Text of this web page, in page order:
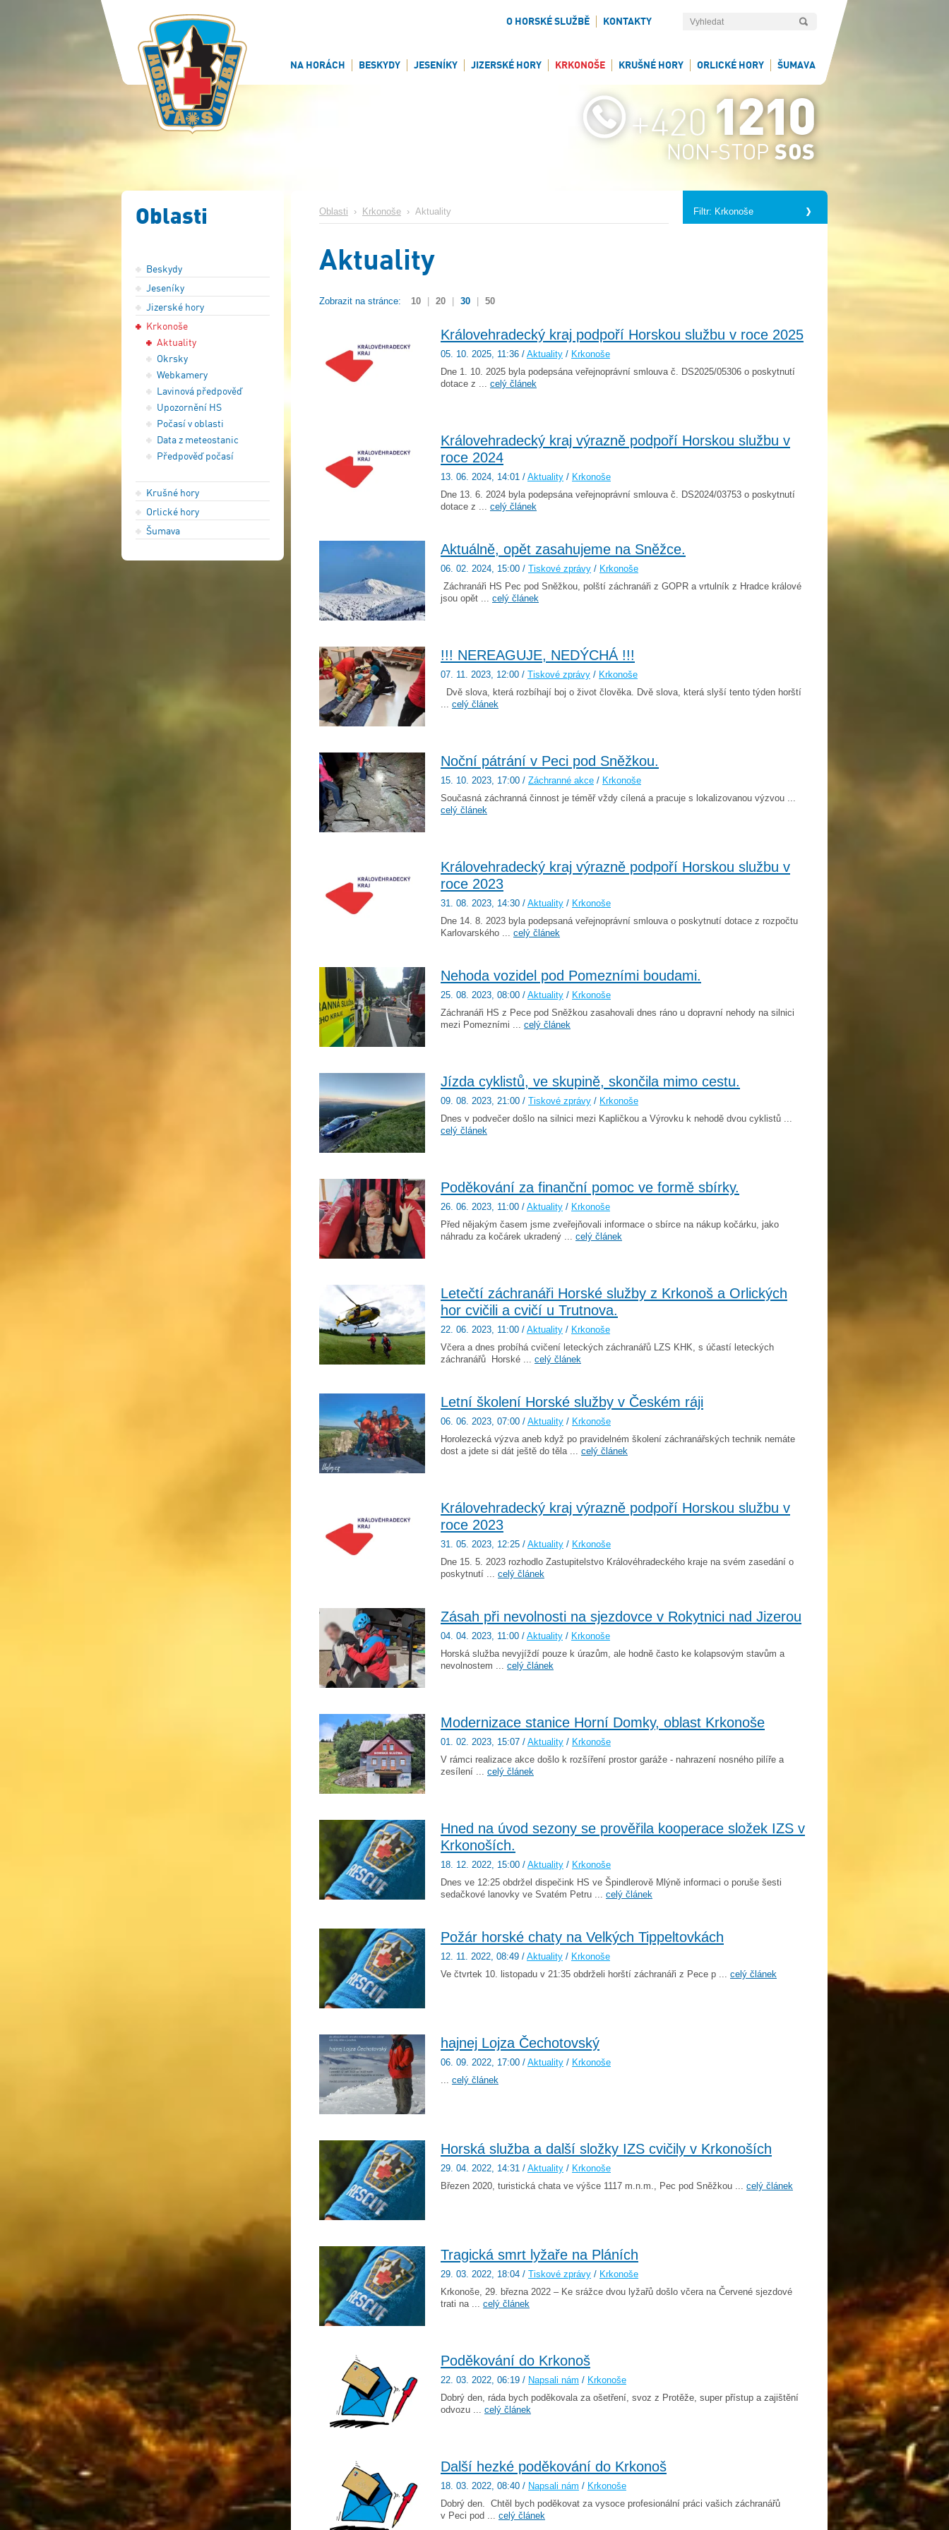
O HORSKÉ SLUŽBĚ KONTAKTY
NA HORÁCH BESKYDY JESENÍKY JIZERSKÉ HORY KRKONOŠE KRUŠNÉ HORY ORLICKÉ HORY ŠUMAVA
Oblasti
Beskydy
Jeseníky
Jizerské hory
Krkonoše
Aktuality
Okrsky
Webkamery
Lavinová předpověď
Upozornění HS
Počasí v oblasti
Data z meteostanic
Předpověď počasí
Krušné hory
Orlické hory
Šumava
Filtr: Krkonoše
Oblasti › Krkonoše › Aktuality
Aktuality
Zobrazit na stránce: 10 20 30 50
Královehradecký kraj podpoří Horskou službu v roce 2025
05. 10. 2025, 11:36 / Aktuality / Krkonoše
Dne 1. 10. 2025 byla podepsána veřejnoprávní smlouva č. DS2025/05306 o poskytnutí
dotace z ... celý článek
Královehradecký kraj výrazně podpoří Horskou službu v
roce 2024
13. 06. 2024, 14:01 / Aktuality / Krkonoše
Dne 13. 6. 2024 byla podepsána veřejnoprávní smlouva č. DS2024/03753 o poskytnutí
dotace z ... celý článek
Aktuálně, opět zasahujeme na Sněžce.
06. 02. 2024, 15:00 / Tiskové zprávy / Krkonoše
Záchranáři HS Pec pod Sněžkou, polští záchranáři z GOPR a vrtulník z Hradce králové
jsou opět ... celý článek
!!! NEREAGUJE, NEDÝCHÁ !!!
07. 11. 2023, 12:00 / Tiskové zprávy / Krkonoše
Dvě slova, která rozbíhají boj o život člověka. Dvě slova, která slyší tento týden horští
... celý článek
Noční pátrání v Peci pod Sněžkou.
15. 10. 2023, 17:00 / Záchranné akce / Krkonoše
Současná záchranná činnost je téměř vždy cílená a pracuje s lokalizovanou výzvou ...
celý článek
Královehradecký kraj výrazně podpoří Horskou službu v
roce 2023
31. 08. 2023, 14:30 / Aktuality / Krkonoše
Dne 14. 8. 2023 byla podepsaná veřejnoprávní smlouva o poskytnutí dotace z rozpočtu
Karlovarského ... celý článek
Nehoda vozidel pod Pomezními boudami.
25. 08. 2023, 08:00 / Aktuality / Krkonoše
Záchranáři HS z Pece pod Sněžkou zasahovali dnes ráno u dopravní nehody na silnici
mezi Pomezními ... celý článek
Jízda cyklistů, ve skupině, skončila mimo cestu.
09. 08. 2023, 21:00 / Tiskové zprávy / Krkonoše
Dnes v podvečer došlo na silnici mezi Kapličkou a Výrovku k nehodě dvou cyklistů ...
celý článek
Poděkování za finanční pomoc ve formě sbírky.
26. 06. 2023, 11:00 / Aktuality / Krkonoše
Před nějakým časem jsme zveřejňovali informace o sbírce na nákup kočárku, jako
náhradu za kočárek ukradený ... celý článek
Letečtí záchranáři Horské služby z Krkonoš a Orlických
hor cvičili a cvičí u Trutnova.
22. 06. 2023, 11:00 / Aktuality / Krkonoše
Včera a dnes probíhá cvičení leteckých záchranářů LZS KHK, s účastí leteckých
záchranářů Horské ... celý článek
Letní školení Horské služby v Českém ráji
06. 06. 2023, 07:00 / Aktuality / Krkonoše
Horolezecká výzva aneb když po pravidelném školení záchranářských technik nemáte
dost a jdete si dát ještě do těla ... celý článek
Královehradecký kraj výrazně podpoří Horskou službu v
roce 2023
31. 05. 2023, 12:25 / Aktuality / Krkonoše
Dne 15. 5. 2023 rozhodlo Zastupitelstvo Královéhradeckého kraje na svém zasedání o
poskytnutí ... celý článek
Zásah při nevolnosti na sjezdovce v Rokytnici nad Jizerou
04. 04. 2023, 11:00 / Aktuality / Krkonoše
Horská služba nevyjíždí pouze k úrazům, ale hodně často ke kolapsovým stavům a
nevolnostem ... celý článek
Modernizace stanice Horní Domky, oblast Krkonoše
01. 02. 2023, 15:07 / Aktuality / Krkonoše
V rámci realizace akce došlo k rozšíření prostor garáže - nahrazení nosného pilíře a
zesílení ... celý článek
Hned na úvod sezony se prověřila kooperace složek IZS v
Krkonoších.
18. 12. 2022, 15:00 / Aktuality / Krkonoše
Dnes ve 12:25 obdržel dispečink HS ve Špindlerově Mlýně informaci o poruše šesti
sedačkové lanovky ve Svatém Petru ... celý článek
Požár horské chaty na Velkých Tippeltovkách
12. 11. 2022, 08:49 / Aktuality / Krkonoše
Ve čtvrtek 10. listopadu v 21:35 obdrželi horští záchranáři z Pece p ... celý článek
hajnej Lojza Čechotovský
06. 09. 2022, 17:00 / Aktuality / Krkonoše
... celý článek
Horská služba a další složky IZS cvičily v Krkonoších
29. 04. 2022, 14:31 / Aktuality / Krkonoše
Březen 2020, turistická chata ve výšce 1117 m.n.m., Pec pod Sněžkou ... celý článek
Tragická smrt lyžaře na Pláních
29. 03. 2022, 18:04 / Tiskové zprávy / Krkonoše
Krkonoše, 29. března 2022 – Ke srážce dvou lyžařů došlo včera na Červené sjezdové
trati na ... celý článek
Poděkování do Krkonoš
22. 03. 2022, 06:19 / Napsali nám / Krkonoše
Dobrý den, ráda bych poděkovala za ošetření, svoz z Protěže, super přístup a zajištění
odvozu ... celý článek
Další hezké poděkování do Krkonoš
18. 03. 2022, 08:40 / Napsali nám / Krkonoše
Dobrý den. Chtěl bych poděkovat za vysoce profesionální práci vašich záchranářů
v Peci pod ... celý článek